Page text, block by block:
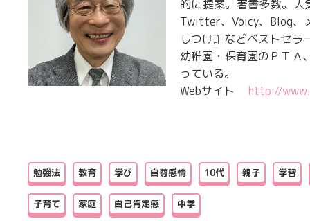
的に提案。著書多数。
Twitter、Voicy、Blog、
しつけ』などベストセラ
幼稚園・保育園のＰＴＡ
っている。
Webサイト
http://
勉強法 教育 学び 自尊感情 10代 親子 学習
子育て 家庭 自己肯定感 中学